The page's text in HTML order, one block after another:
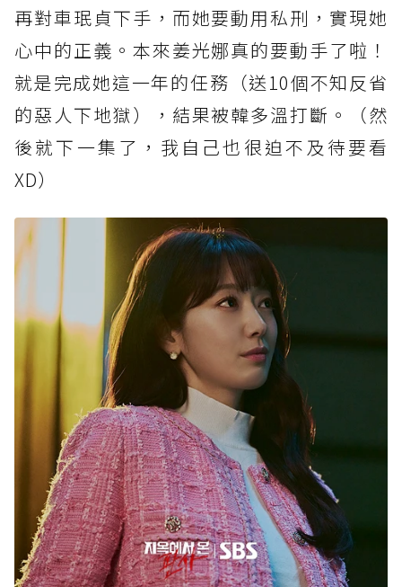
再對車珉貞下手，而她要動用私刑，實現她
心中的正義。本來姜光娜真的要動手了啦！
就是完成她這一年的任務（送10個不知反省
的惡人下地獄），結果被韓多溫打斷。（然
後就下一集了，我自己也很迫不及待要看
XD）